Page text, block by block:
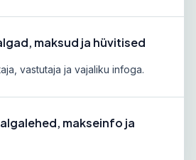
maksud ja hüvitised
vastutaja ja vajaliku infoga.
makseinfo ja